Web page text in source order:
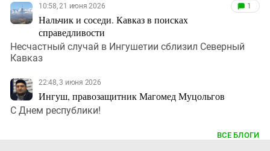
10:58, 21 июня 2026
Нальчик и соседи. Кавказ в поисках
справедливости
1
Несчастный случай в Ингушетии сблизил Северный
Кавказ
22:48, 3 июня 2026
Ингуш, правозащитник Магомед Муцольгов
С Днем республики!
ВСЕ БЛОГИ